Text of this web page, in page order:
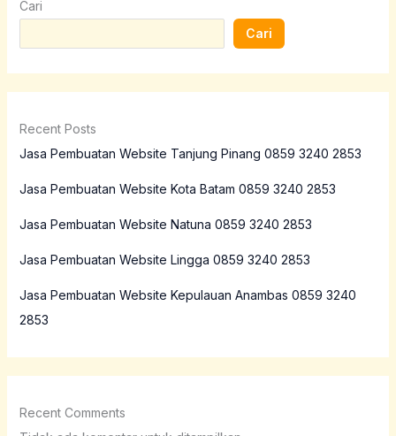
Cari
Cari
Recent Posts
Jasa Pembuatan Website Tanjung Pinang 0859 3240 2853
Jasa Pembuatan Website Kota Batam 0859 3240 2853
Jasa Pembuatan Website Natuna 0859 3240 2853
Jasa Pembuatan Website Lingga 0859 3240 2853
Jasa Pembuatan Website Kepulauan Anambas 0859 3240
2853
Recent Comments